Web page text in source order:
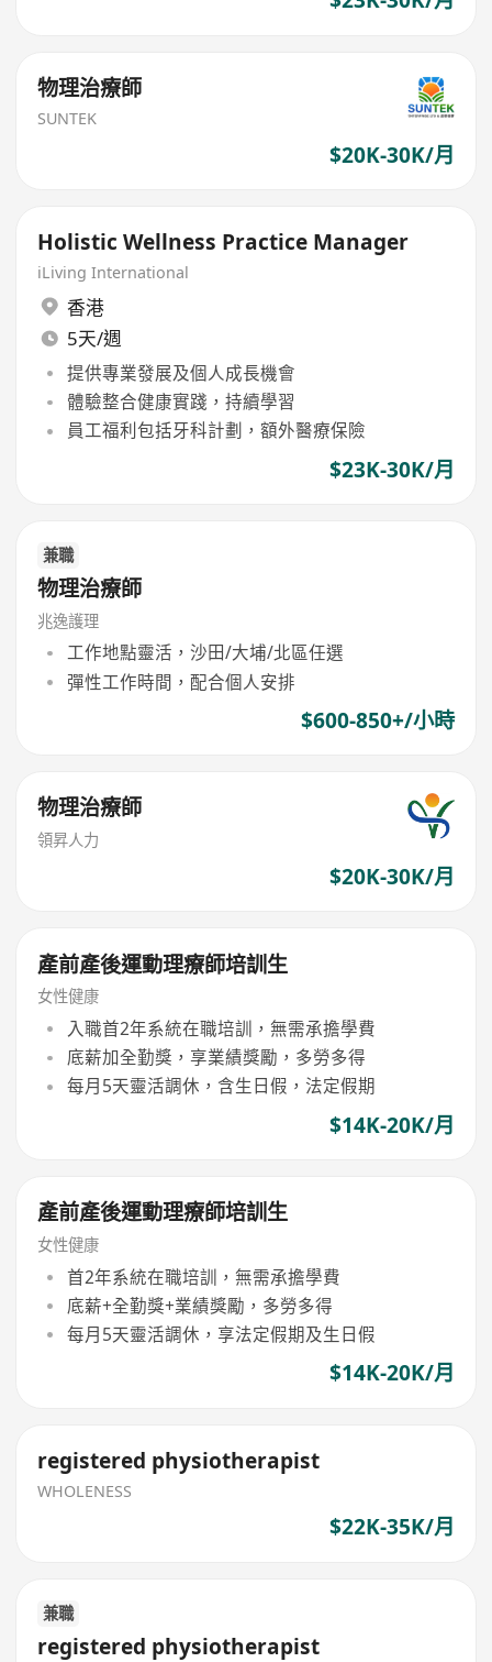
物理治療師
SUNTEK
$20K-30K/月
Holistic Wellness Practice Manager
iLiving International
香港
5天/週
提供專業發展及個人成長機會
體驗整合健康實踐，持續學習
員工福利包括牙科計劃，額外醫療保險
$23K-30K/月
兼職
物理治療師
兆逸護理
工作地點靈活，沙田/大埔/北區任選
彈性工作時間，配合個人安排
$600-850+/小時
物理治療師
領昇人力
$20K-30K/月
產前產後運動理療師培訓生
女性健康
入職首2年系統在職培訓，無需承擔學費
底薪加全勤獎，享業績獎勵，多勞多得
每月5天靈活調休，含生日假，法定假期
$14K-20K/月
產前產後運動理療師培訓生
女性健康
首2年系統在職培訓，無需承擔學費
底薪+全勤獎+業績獎勵，多勞多得
每月5天靈活調休，享法定假期及生日假
$14K-20K/月
registered physiotherapist
WHOLENESS
$22K-35K/月
兼職
registered physiotherapist